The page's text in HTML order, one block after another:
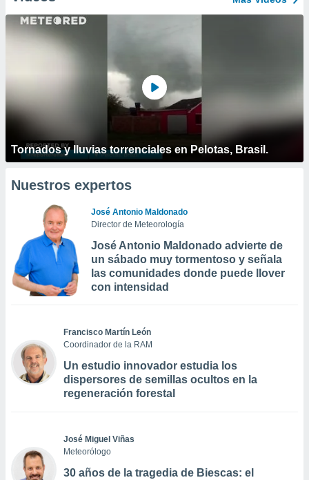
Tornados y lluvias torrenciales en Pelotas, Brasil.
Nuestros expertos
José Antonio Maldonado
Director de Meteorología
José Antonio Maldonado advierte de
un sábado muy tormentoso y señala
las comunidades donde puede llover
con intensidad
Francisco Martín León
Coordinador de la RAM
Un estudio innovador estudia los
dispersores de semillas ocultos en la
regeneración forestal
José Miguel Viñas
Meteorólogo
30 años de la tragedia de Biescas: el